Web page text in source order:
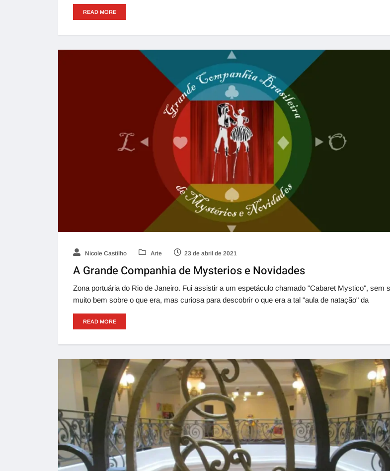
READ MORE
Nicole Castilho Arte 23 de abril de 2021
A Grande Companhia de Mysterios e Novidades
Zona portuária do Rio de Janeiro. Fui assistir a um espetáculo chamado "Cabaret Mystico", sem
muito bem sobre o que era, mas curiosa para descobrir o que era a tal "aula de natação" da
READ MORE